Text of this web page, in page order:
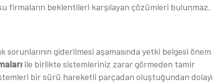
beklentileri karşılayan çözümleri bulunmaz.
giderilmesi aşamasında yetki belgesi önem
ile birlikte sistemleriniz zarar görmeden tamir
bir sürü hareketli parçadan oluştuğundan dolayı